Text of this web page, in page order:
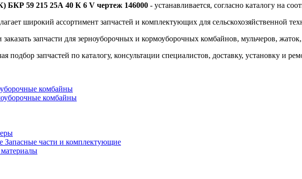
59 215 25А 40 К 6 V чертеж 146000 - устанавливается, согласно каталогу на
широкий ассортимент запчастей и комплектующих для сельскохозяйственной
запчасти для зерноуборочных и кормоуборочных комбайнов, мульчеров,
подбор запчастей по каталогу, консультации специалистов, доставку, установку и
комбайны
комбайны
Запасные части и комплектующие